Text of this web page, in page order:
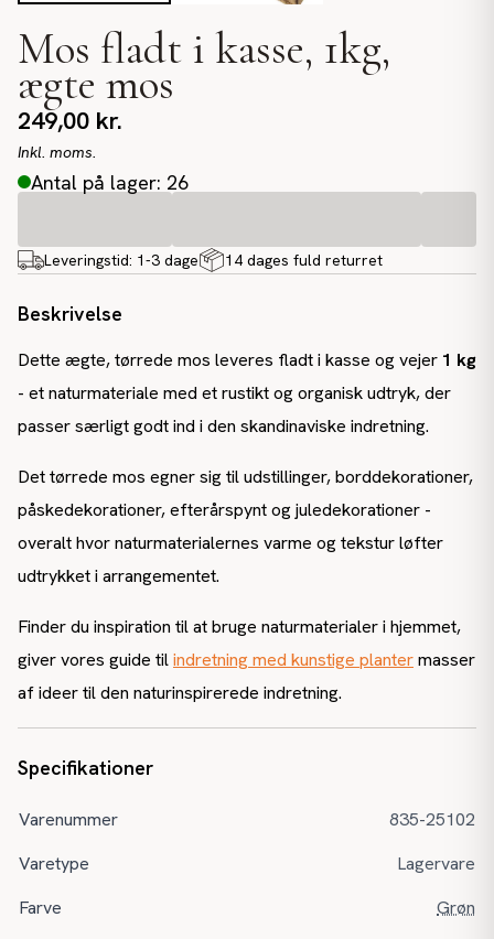
Mos fladt i kasse, 1kg,
ægte mos
249,00 kr.
Inkl. moms.
Antal på lager: 26
Leveringstid: 1-3 dage 14 dages fuld returret
Beskrivelse
Dette ægte, tørrede mos leveres fladt i kasse og vejer 1 kg
- et naturmateriale med et rustikt og organisk udtryk, der
passer særligt godt ind i den skandinaviske indretning.
Det tørrede mos egner sig til udstillinger, borddekorationer,
påskedekorationer, efterårspynt og juledekorationer -
overalt hvor naturmaterialernes varme og tekstur løfter
udtrykket i arrangementet.
Finder du inspiration til at bruge naturmaterialer i hjemmet,
giver vores guide tilindretning med kunstige plantermasser
af ideer til den naturinspirerede indretning.
Specifikationer
Varenummer
835-25102
Varetype
Lagervare
Farve
Grøn